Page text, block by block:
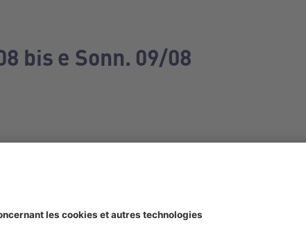
bis e Sonn. 09/08